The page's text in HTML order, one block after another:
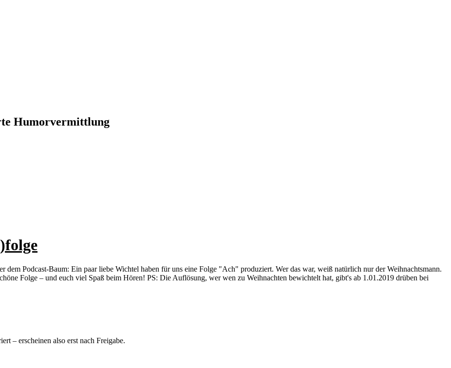
Humorvermittlung
dem Podcast-Baum: Ein paar liebe Wichtel haben für uns eine Folge "Ach" produziert. Wer das war, weiß natürlich nur der Weihnachtsmann.
Folge – und euch viel Spaß beim Hören! PS: Die Auflösung, wer wen zu Weihnachten bewichtelt hat, gibt's ab 1.01.2019 drüben bei
– erscheinen also erst nach Freigabe.